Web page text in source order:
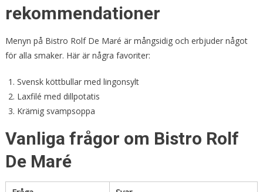
rekommendationer
Menyn på Bistro Rolf De Maré är mångsidig och erbjuder något
för alla smaker. Här är några favoriter:
Svensk köttbullar med lingonsylt
Laxfilé med dillpotatis
Krämig svampsoppa
Vanliga frågor om Bistro Rolf
De Maré